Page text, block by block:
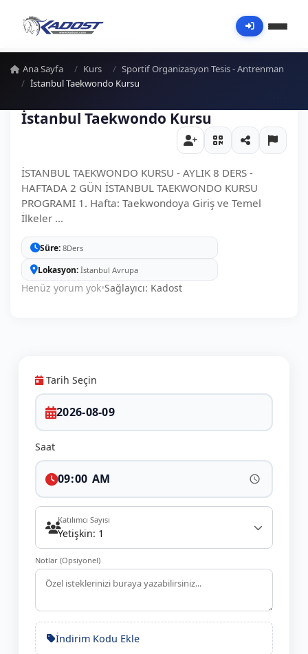
Ana Sayfa Kurs
Sportif Organizasyon Tesis - Antrenman
İstanbul Taekwondo Kursu
İstanbul Taekwondo Kursu
İSTANBUL TAEKWONDO KURSU - AYLIK 8 DERS -
HAFTADA 2 GÜN İSTANBUL TAEKWONDO KURSU
PROGRAMI 1. Hafta: Taekwondoya Giriş ve Temel
İlkeler ...
Süre 8Ders
Lokasyon İstanbul Avrupa
Henüz yorum yok•Sağlayıcı: Kadost
Tarih Seçin
Saat
Katılımcı Sayısı
Yetişkin: 1
Notlar (Opsiyonel)
İndirim Kodu Ekle